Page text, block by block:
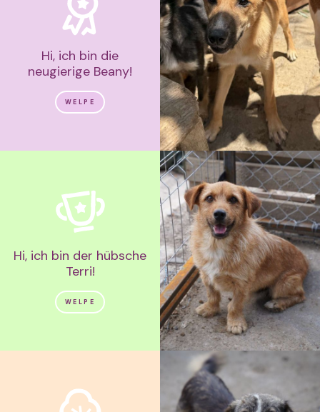
Hi, ich bin die
neugierige Beany!
WELPE
Hi, ich bin der hübsche
Terri!
WELPE